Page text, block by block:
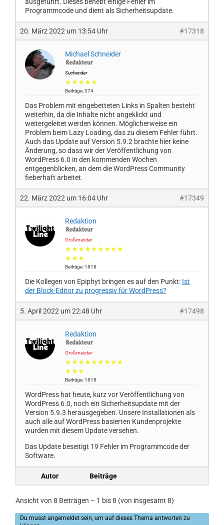
Programmcode und dient als Sicherheitsupdate.
20. März 2022 um 13:54 Uhr #17318
Michael Schneider
Suchender
★★★★★
Beiträge: 374
Das Problem mit eingebetteten Links in Spalten besteht
weiterhin, da die Inhalte nicht angeklickt und
weitergeleitet werden können. Möglicherweise ein
Problem beim Lazy Loading, das zu diesem Fehler führt.
Auch das Update auf Version 5.9.2 brachte hier keine
Änderung, so dass wir der Veröffentlichung von
WordPress 6.0 in den kommenden Wochen
entgegenblicken, an dem die WordPress Community
fieberhaft arbeitet.
22. März 2022 um 16:04 Uhr #17349
Redaktion
Großmeister
★★★★★★★★★
★★★
Beiträge: 1818
Die Kollegen von Epiphyt bringen es auf den Punkt: Ist
der Block-Editor zu progressiv für WordPress?
5. April 2022 um 22:48 Uhr #17498
Redaktion
Großmeister
★★★★★★★★★
★★★
Beiträge: 1818
WordPress hat heute, kurz vor Veröffentlichung von
WordPress 6.0, noch ein Sicherheitsupdate mit der
Version 5.9.3 herausgegeben. Unsere Installationen als
auch alle auf WordPress basierten Kundenprojekte
wurden mit diesem Update versehen.
Das Update beseitigt 19 Fehler im Programmcode der
Software.
Autor Beiträge
Ansicht von 8 Beiträgen – 1 bis 8 (von insgesamt 8)
Du musst angemeldet sein, um auf dieses Thema antworten zu